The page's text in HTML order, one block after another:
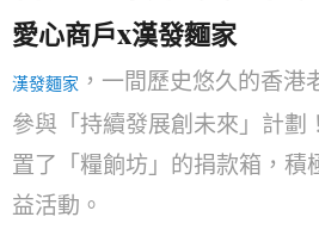
愛心商戶x漢發麵家
漢發麵家 ，一間歷史悠久的香
參與「持續發展創未來」計劃
置了「糧餉坊」的捐款箱，積
益活動。